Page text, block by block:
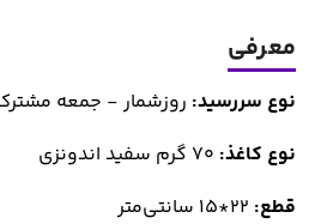
معرفی
نوع سررسید: روزشمار - جمعه
نوع کاغذ:
قطع: